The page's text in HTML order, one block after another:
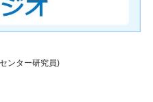
ンター研究員)